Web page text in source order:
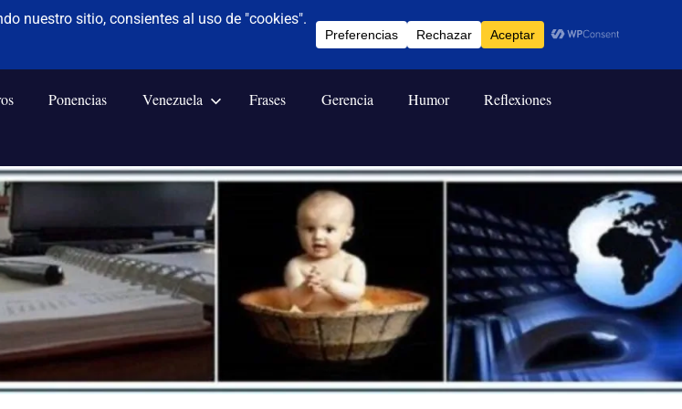
Ponencias Venezuela Frases Gerencia Humor Reflexiones